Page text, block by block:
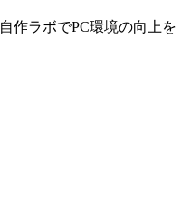
自作ラボでPC環境の向上を